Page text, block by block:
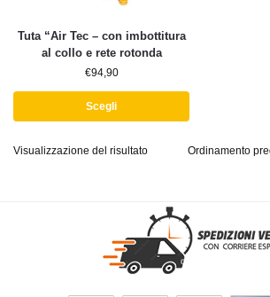
Tuta “Air Tec – con imbottitura
al collo e rete rotonda
€94,90
Scegli
Visualizzazione del risultato